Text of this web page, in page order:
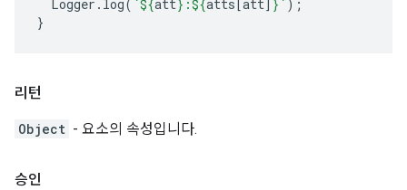
Logger . log( `${att} :${atts[att] } ` );
}
리턴
Object - 요소의 속성입니다.
승인